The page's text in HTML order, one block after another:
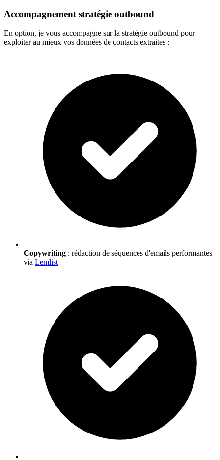
Accompagnement stratégie outbound
En option, je vous accompagne sur la stratégie outbound pour
exploiter au mieux vos données de contacts extraites :
Copywriting : rédaction de séquences d'emails performantes
via Lemlist